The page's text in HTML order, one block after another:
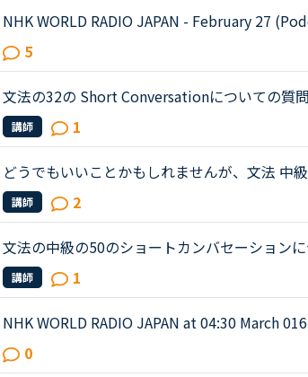
NHK WORLD RADIO JAPAN - February 27 (Podcast)0:54～1:49The Japanese government is
studying additional measures to prop up the
hard by the spread of a ne...
5
文法の32の Short Conversationについての質
stracted by the street noises this
t something, aren't...
講師 1
どうでもいいことかもしれませんが、文法 中
問です。Daniel came back from Ben's house
u were doing. How was your day...
講師 2
文法の中級の50のショートカンバセーション
s law firm while he was busy having a
ot; Secretary &quot;He sai...
講師 1
NHK WORLD RADIO JAPAN at 04:30 March
ものでしたが、音源が削除されてしまったの
n international research team of ...
0